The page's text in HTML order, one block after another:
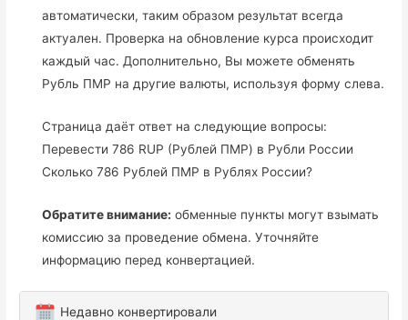
автоматически, таким образом результат всегда
актуален. Проверка на обновление курса происходит
каждый час. Дополнительно, Вы можете обменять
Рубль ПМР на другие валюты, используя форму слева.
Страница даёт ответ на следующие вопросы:
Перевести 786 RUP (Рублей ПМР) в Рубли России
Сколько 786 Рублей ПМР в Рублях России?
Обратите внимание: обменные пункты могут взымать
комиссию за проведение обмена. Уточняйте
информацию перед конвертацией.
Недавно конвертировали